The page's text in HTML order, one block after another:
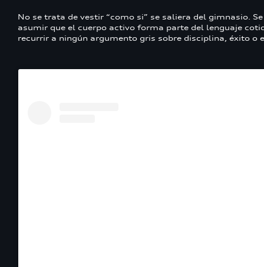
No se trata de vestir “como si” se saliera del gimnasio.
asumir que el cuerpo activo forma parte del lenguaje
recurrir a ningún argumento gris sobre disciplina, éxito o